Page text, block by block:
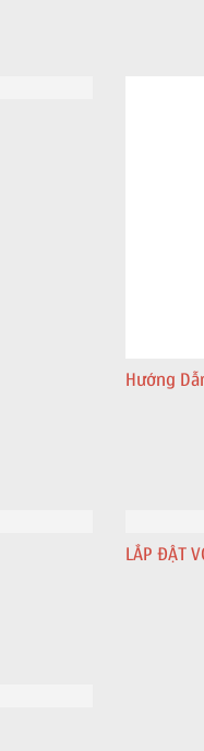
Hướng
LẮP ĐẶT